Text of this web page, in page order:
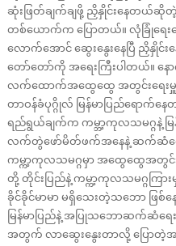
ဆုံးဖြတ်ချက်ချဖို့ ညှိနှိုင်းနေတယ်
တစ်ယောက်က ပြောတယ်။ လုံခြုံရေး
လောက်အောင် ဆွေးနွေးနေပြီ ညှိနှိုင်
တော်တော်ကို အရေးကြီးပါတယ်။ န
လက်ထောက်အထွေထွေ အတွင်းရေးမှူး
တာဝန်ခံပုဂ္ဂိုလ် မြန်မာပြည်ရော
ရည်ရွယ်ချက်က ကမ္ဘာ့ကုလသမဂ္ဂနဲ့ မ
လက်တွဲဖော်မိတ်ဖက်အနေနဲ့ ဆက်ဆံ
ကမ္ကာ့ကုလသမဂ္ဂမှာ အထွေထွေအတွင်း
တို့ တိုင်းပြည်နဲ့ ကမ္ကာ့ကုလသမဂ္ဂကြ
ခိုင်ခိုင်မာမာ မရှိသေးတဲ့သဘော ဖ
မြန်မာပြည်နဲ့ အပြုသဘောဆက်ဆံရ
အတွက် လာဆွေးနွေးတာလို့ ပြောတဲ့